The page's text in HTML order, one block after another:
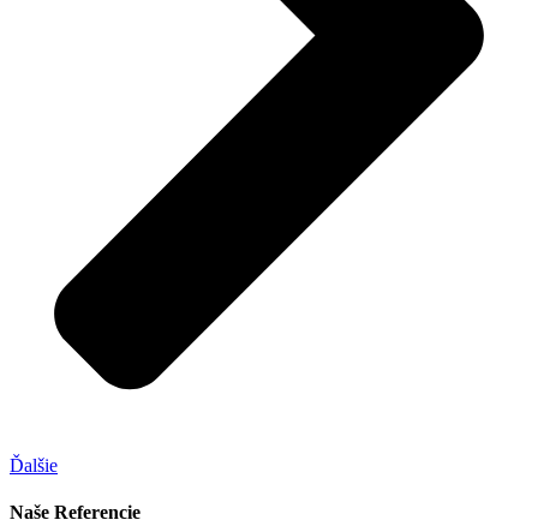
Ďalšie
Naše Referencie